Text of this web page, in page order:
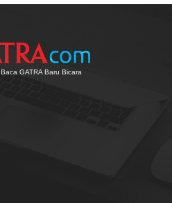
Baca GATRA Baru Bicara